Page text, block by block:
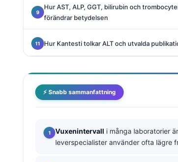
Hur AST, ALP, GGT, bilirubin och
förändrar betydelsen
Hur Kantesti tolkar ALT och utvalda
⚡ Snabb sammanfattning
Vuxenintervall i många laboratorier är
leverspecialister använder ofta lägre